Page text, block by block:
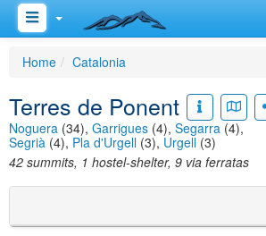
Home Catalonia
Terres de Ponent
Noguera (34), Garrigues (4), Segarra (4),
Segrià (4), Pla d'Urgell (3), Urgell (3)
42 summits, 1 hostel-shelter, 9 via ferratas